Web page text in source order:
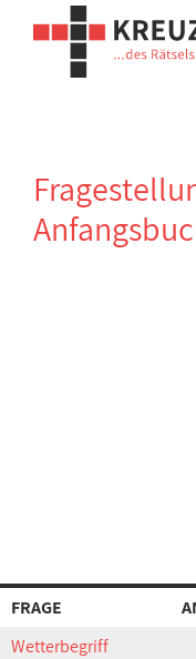
FRAGE
Wetterbegriff